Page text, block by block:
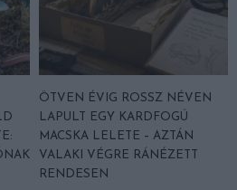
ÖTVEN ÉVIG ROSSZ NÉVEN
LAPULT EGY KARDFOGÚ
MACSKA LELETE – AZTÁN
VALAKI VÉGRE RÁNÉZETT
RENDESEN